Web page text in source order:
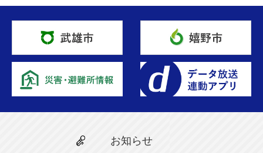
お知らせ